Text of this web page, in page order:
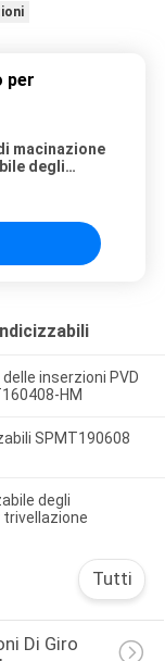
per
macinazione
degli
inserzioni PVD
HM
SPMT190608
degli
Tutti
Di Giro